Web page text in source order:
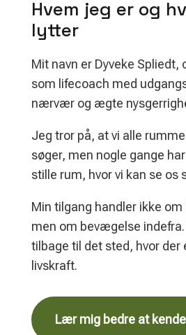
Hvem jeg er og
lytter
Mit navn er Dyveke Spliedt,
som lifecoach med
nærvær og ægte
Jeg tror på, at vi alle
søger, men nogle gange
stille rum, hvor vi kan se os
Min tilgang handler ikke
men om bevægelse
tilbage til det sted, hvor der
livskraft.
Lær mig bedre at kende